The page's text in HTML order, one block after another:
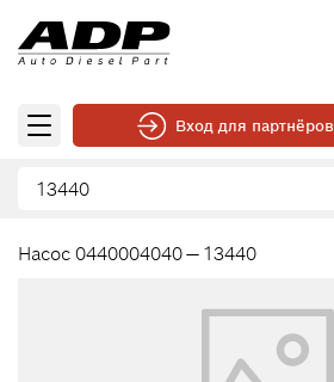
Вход для партнёров
Насос 0440004040 — 13440